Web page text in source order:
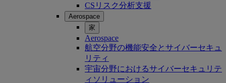
CSリスク分析支援
Aerospace
家
Aerospace
航空分野の機能安全とサイバーセキュ
リティ
宇宙分野におけるサイバーセキュリテ
ィソリューション